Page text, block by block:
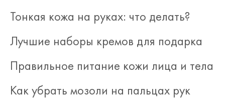
Тонкая кожа на руках: что делать?
Лучшие наборы кремов для подарка
Правильное питание кожи лица и тела
Как убрать мозоли на пальцах рук